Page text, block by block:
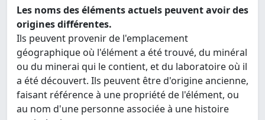
Les noms des éléments actuels peuvent avoir des
origines différentes.
Ils peuvent provenir de l'emplacement
géographique où l'élément a été trouvé, du minéral
ou du minerai qui le contient, et du laboratoire où il
a été découvert. Ils peuvent être d'origine ancienne,
faisant référence à une propriété de l'élément, ou
au nom d'une personne associée à une histoire